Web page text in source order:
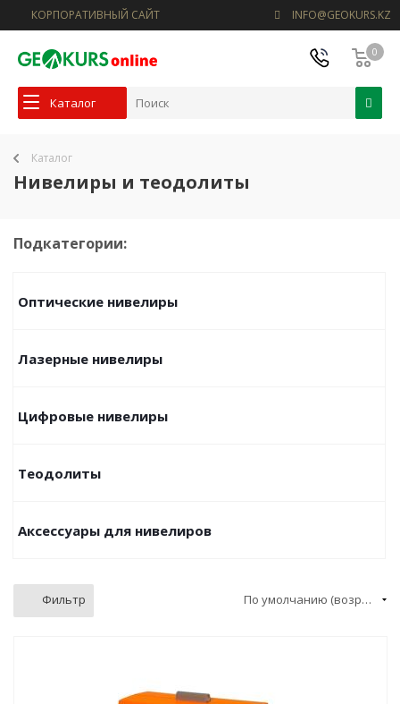
КОРПОРАТИВНЫЙ САЙТ INFO@GEOKURS.KZ
0
Каталог
Каталог
Нивелиры и теодолиты
Подкатегории:
Оптические нивелиры
Лазерные нивелиры
Цифровые нивелиры
Теодолиты
Аксессуары для нивелиров
Фильтр По умолчанию (возрастание)